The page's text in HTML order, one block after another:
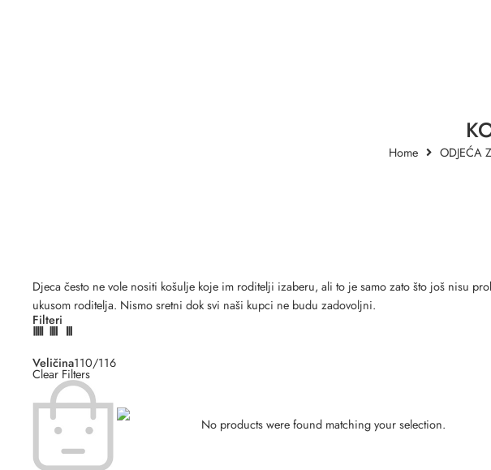
Home ODJEĆA
Djeca često ne vole nositi košulje koje im roditelji izaberu, ali to je samo zato što još nisu
ukusom roditelja. Nismo sretni dok svi naši kupci ne budu zadovoljni.
Filteri
Veličina110/116
Clear Filters
No products were found matching your selection.